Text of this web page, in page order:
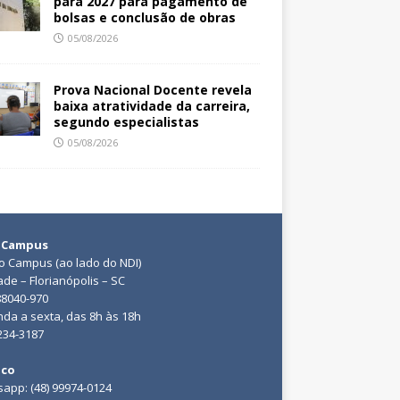
bolsas e conclusão de obras
05/08/2026
Prova Nacional Docente revela
baixa atratividade da carreira,
segundo especialistas
05/08/2026
Campus (ao lado do NDI)
– Florianópolis – SC
970
a sexta, das 8h às 18h
3187
(48) 99974-0124